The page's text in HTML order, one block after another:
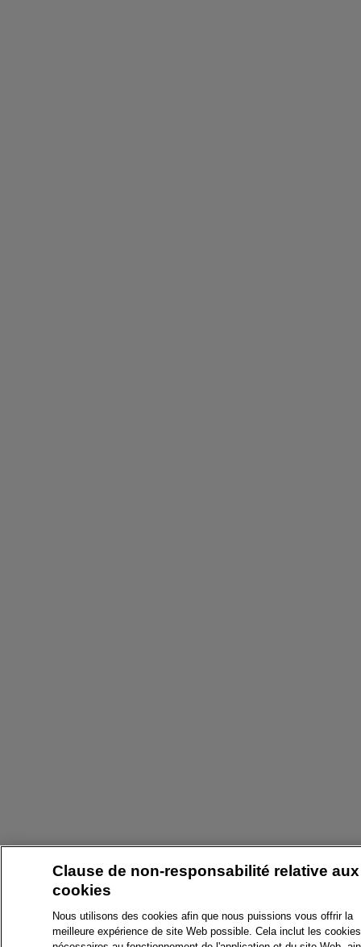
Clause de non-responsabilité relative aux
cookies
Nous utilisons des cookies afin que nous puissions vous offrir la
meilleure expérience de site Web possible. Cela inclut les cookies